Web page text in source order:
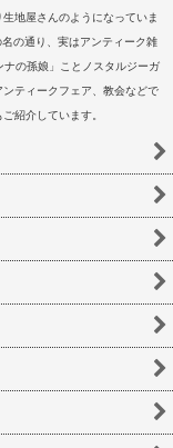
地屋さんのようになっていま
の通り、実はアンティーク雑
の孫娘」ことノスタルジーガ
ティークフェア、教会などで
紹介しています。